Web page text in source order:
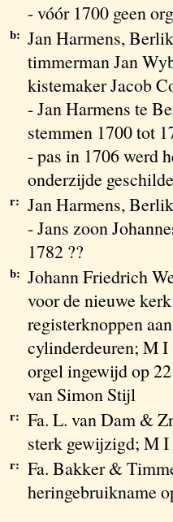
- vóór 1700 geen
b: Jan Harmens,
timmerman Jan
kistemaker Jacob
- Jan Harmens te
stemmen 1700 tot
- pas in 1706 werd
onderzijde
r: Jan Harmens,
- Jans zoon
1782 ??
b: Johann Friedrich
voor de nieuwe
registerknoppen
cylinderdeuren; M I
orgel ingewijd op
van Simon Stijl
r: Fa. L. van Dam &
sterk gewijzigd; M I
r: Fa. Bakker &
heringebruikname